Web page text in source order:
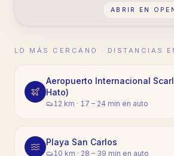
ABRIR EN
LO MÁS CERCANO · DISTANCIAS
Aeropuerto Internacional
Hato)
12 km · 17 – 24 min en auto
Playa San Carlos
10 km · 28 – 39 min en auto